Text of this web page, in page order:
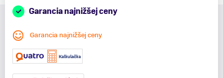
Garancia najnižšej ceny
Garancia najnižšej ceny